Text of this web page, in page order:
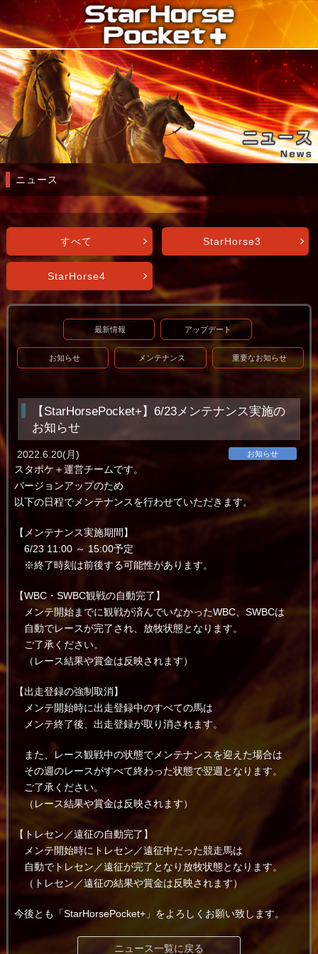
ニュース
すべて StarHorse3
StarHorse4
最新情報 アップデート
お知らせ メンテナンス 重要なお知らせ
【StarHorsePocket+】6/23メンテナンス実施の
お知らせ
お知らせ
2022.6.20(月)
スタポケ＋運営チームです。
バージョンアップのため
以下の日程でメンテナンスを行わせていただきます。
【メンテナンス実施期間】
6/23 11:00 ～ 15:00予定
※終了時刻は前後する可能性があります。
【WBC・SWBC観戦の自動完了】
メンテ開始までに観戦が済んでいなかったWBC、SWBCは
自動でレースが完了され、放牧状態となります。
ご了承ください。
（レース結果や賞金は反映されます）
【出走登録の強制取消】
メンテ開始時に出走登録中のすべての馬は
メンテ終了後、出走登録が取り消されます。
また、レース観戦中の状態でメンテナンスを迎えた場合は
その週のレースがすべて終わった状態で翌週となります。
ご了承ください。
（レース結果や賞金は反映されます）
【トレセン／遠征の自動完了】
メンテ開始時にトレセン／遠征中だった競走馬は
自動でトレセン／遠征が完了となり放牧状態となります。
（トレセン／遠征の結果や賞金は反映されます）
今後とも「StarHorsePocket+」をよろしくお願い致します。
ニュース一覧に戻る